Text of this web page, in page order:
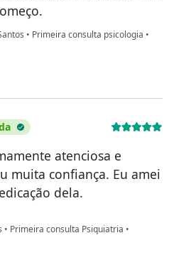
• Primeira consulta psicologia •
atenciosa e
muita confiança. Eu amei
dela.
• Primeira consulta Psiquiatria •